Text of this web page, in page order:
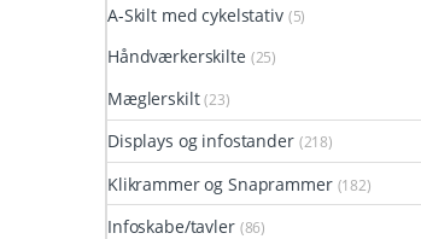
A-Skilt med cykelstativ (5)
Håndværkerskilte (25)
Mæglerskilt (23)
Displays og infostander (218)
Klikrammer og Snaprammer (182)
Infoskabe/tavler (86)